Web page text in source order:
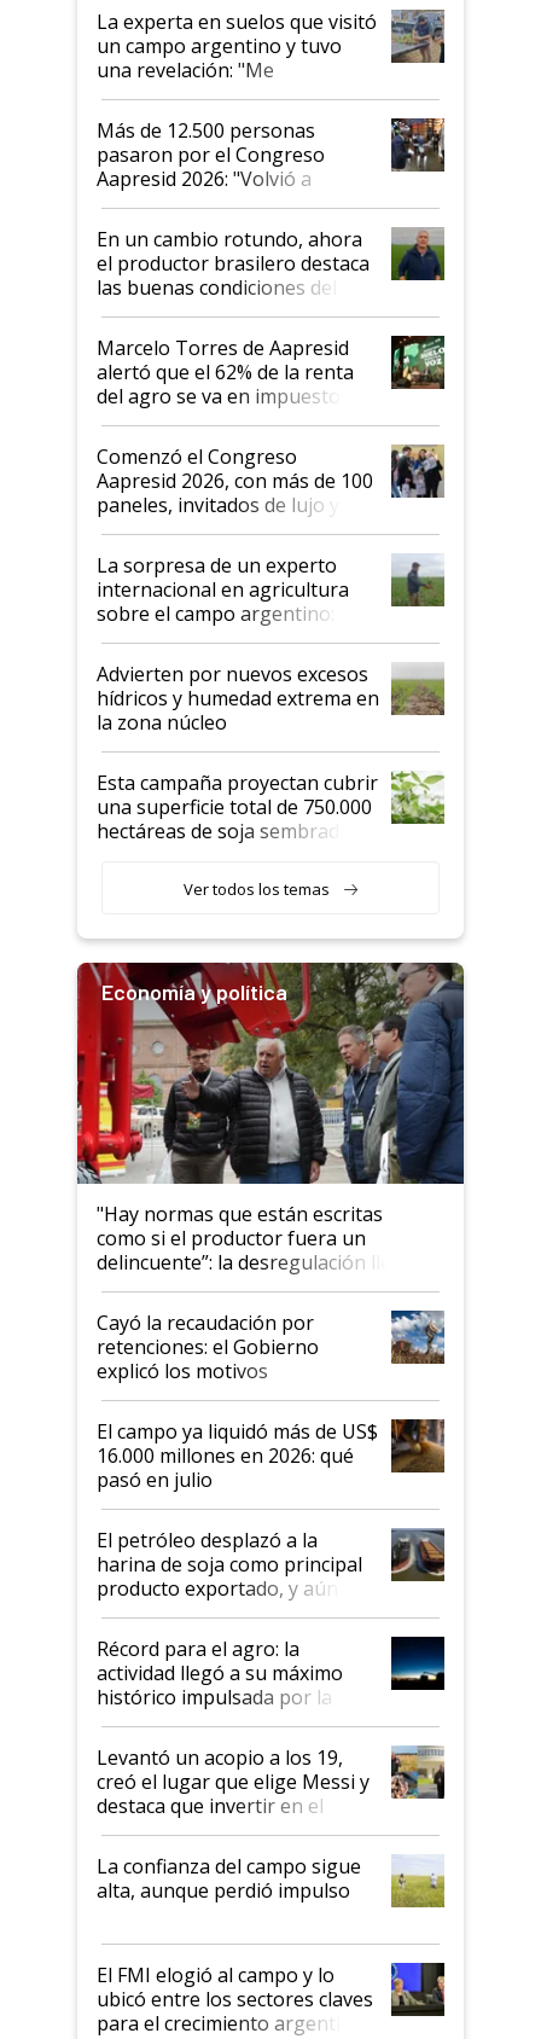
La experta en suelos que visitó
un campo argentino y tuvo
una revelación: "Me
impresionó mucho"
Más de 12.500 personas
pasaron por el Congreso
Aapresid 2026: "Volvió a
demostrar que hablar del
suelo es hablar de todo el
sistema productivo"
En un cambio rotundo, ahora
el productor brasilero destaca
las buenas condiciones del
agro argentino para invertir:
"Los veo más motivados"
Marcelo Torres de Aapresid
alertó que el 62% de la renta
del agro se va en impuestos:
"No es bueno que en
Argentina se sigan discutiendo
las mismas cosas de hace 50
años"
Comenzó el Congreso
Aapresid 2026, con más de 100
paneles, invitados de lujo y
todas las tendencias
La sorpresa de un experto
internacional en agricultura
sobre el campo argentino:
"Estoy muy impresionado"
Advierten por nuevos excesos
hídricos y humedad extrema en
la zona núcleo
Esta campaña proyectan cubrir
una superficie total de 750.000
hectáreas de soja sembradas
variedades que marcan un
salto tecnológico en genética y
Ver todos los temas
Economía y política
"Hay normas que están escritas
como si el productor fuera un
delincuente”: la desregulación llegó
al Congreso Aapresid y hasta se
habló del financiamiento al IPCVA
Cayó la recaudación por
retenciones: el Gobierno
explicó los motivos
El campo ya liquidó más de US$
16.000 millones en 2026: qué
pasó en julio
El petróleo desplazó a la
harina de soja como principal
producto exportado, y aún así
el agro aportó casi seis de cada
diez dólares y sostuvo el
liderazgo en un semestre
récord
Récord para el agro: la
actividad llegó a su máximo
histórico impulsada por la
cosecha y las exportaciones
Levantó un acopio a los 19,
creó el lugar que elige Messi y
destaca que invertir en el
kirchnerismo era como "darle
plata a un hijo para droga":
Juan Félix Rossetti, el libertario
que de una dura crisis salió
de Milei
La confianza del campo sigue
alta, aunque perdió impulso
El FMI elogió al campo y lo
ubicó entre los sectores claves
para el crecimiento argentino